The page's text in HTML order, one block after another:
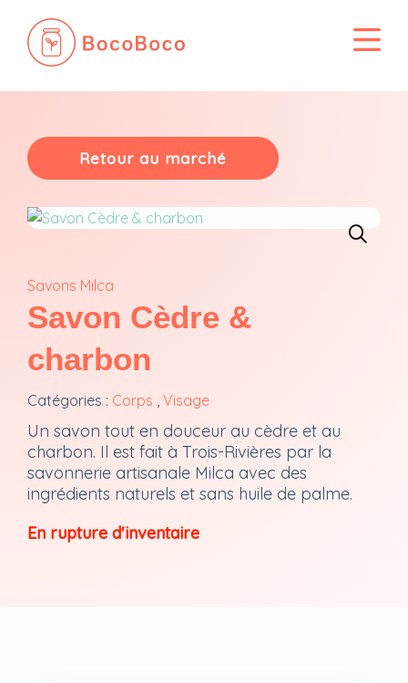
contenu
Retour au marché
Savons Milca
Savon Cèdre &
charbon
Catégories : Corps , Visage
Un savon tout en douceur au cèdre et au
charbon. Il est fait à Trois-Rivières par la
savonnerie artisanale Milca avec des
ingrédients naturels et sans huile de palme.
En rupture d'inventaire